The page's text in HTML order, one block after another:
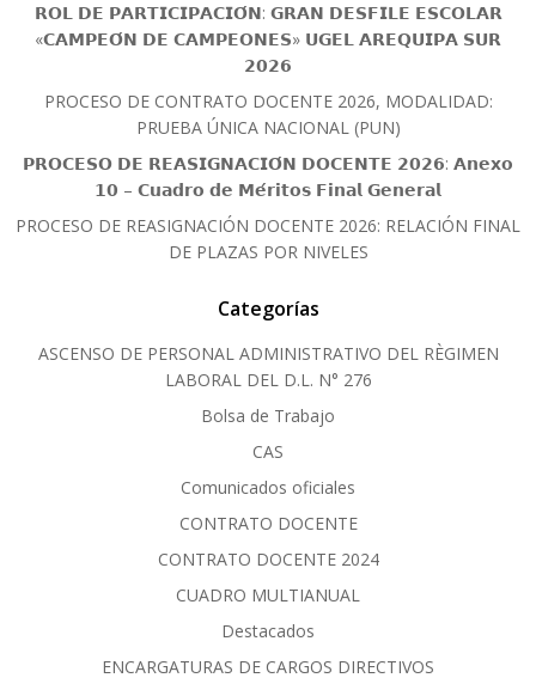
𝗥𝗢𝗟 𝗗𝗘 𝗣𝗔𝗥𝗧𝗜𝗖𝗜𝗣𝗔𝗖𝗜𝗢́𝗡: 𝗚𝗥𝗔𝗡 𝗗𝗘𝗦𝗙𝗜𝗟𝗘 𝗘𝗦𝗖𝗢𝗟𝗔𝗥
«𝗖𝗔𝗠𝗣𝗘𝗢́𝗡 𝗗𝗘 𝗖𝗔𝗠𝗣𝗘𝗢𝗡𝗘𝗦» 𝗨𝗚𝗘𝗟 𝗔𝗥𝗘𝗤𝗨𝗜𝗣𝗔 𝗦𝗨𝗥
𝟮𝟬𝟮𝟲
PROCESO DE CONTRATO DOCENTE 2026, MODALIDAD:
PRUEBA ÚNICA NACIONAL (PUN)
𝗣𝗥𝗢𝗖𝗘𝗦𝗢 𝗗𝗘 𝗥𝗘𝗔𝗦𝗜𝗚𝗡𝗔𝗖𝗜𝗢́𝗡 𝗗𝗢𝗖𝗘𝗡𝗧𝗘 𝟮𝟬𝟮𝟲: 𝗔𝗻𝗲𝘅𝗼
𝟭𝟬 – 𝗖𝘂𝗮𝗱𝗿𝗼 𝗱𝗲 𝗠𝗲́𝗿𝗶𝘁𝗼𝘀 𝗙𝗶𝗻𝗮𝗹 𝗚𝗲𝗻𝗲𝗿𝗮𝗹
PROCESO DE REASIGNACIÓN DOCENTE 2026: RELACIÓN FINAL
DE PLAZAS POR NIVELES
Categorías
ASCENSO DE PERSONAL ADMINISTRATIVO DEL RÈGIMEN
LABORAL DEL D.L. N° 276
Bolsa de Trabajo
CAS
Comunicados oficiales
CONTRATO DOCENTE
CONTRATO DOCENTE 2024
CUADRO MULTIANUAL
Destacados
ENCARGATURAS DE CARGOS DIRECTIVOS